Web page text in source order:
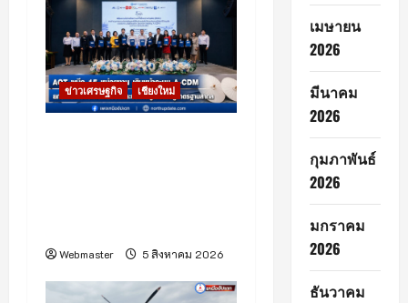
g
a
t ข่าวเศรษฐกิจ เชียงใหม่
Webmaster 5 สิงหาคม 2026
เมษายน
2026
มีนาคม
2026
กุมภาพันธ์
2026
มกราคม
2026
ธันวาคม